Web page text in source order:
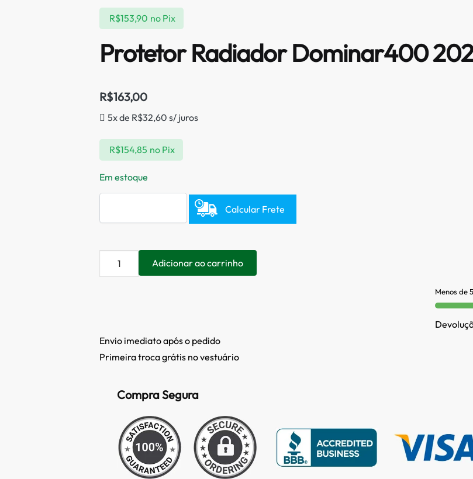
R$153,90 no Pix
Protetor Radiador Dominar400
R$163,00
5x de R$32,60 s/ juros
R$154,85 no Pix
Em estoque
Calcular Frete
Adicionar ao carrinho
Menos de
Envio imediato após o pedido
Primeira troca grátis no vestuário
Compra Segura